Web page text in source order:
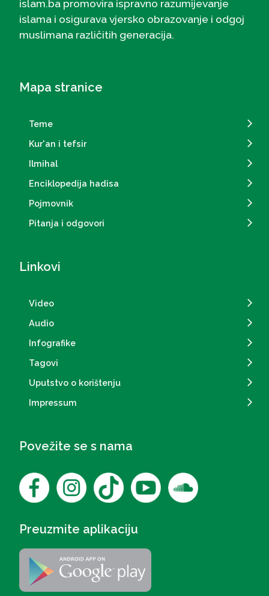
islam.ba promovira ispravno razumijevanje
islama i osigurava vjersko obrazovanje i odgoj
muslimana različitih generacija.
Mapa stranice
Teme
Kur'an i tefsir
Ilmihal
Enciklopedija hadisa
Pojmovnik
Pitanja i odgovori
Linkovi
Video
Audio
Infografike
Tagovi
Uputstvo o korištenju
Impressum
Povežite se s nama
Preuzmite aplikaciju